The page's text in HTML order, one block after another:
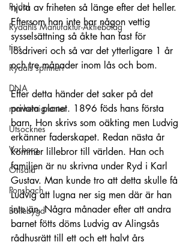
Rydal
Rydahls Manufaktur-Aktiebolag
tips
Rydals spinneri
DNA
markemigranter
Utsocknes
Varberg
Onsala
Ponsbach
Bollebygd
njuta av friheten så länge efter det heller.
Eftersom han inte har någon vettig
sysselsättning så åkte han fast för
lösdriveri och så var det ytterligare 1 år
och tre månader inom lås och bom.
Efter detta händer det saker på det
privata planet. 1896 föds hans första
barn. Hon skrivs som oäkting men Ludvig
erkänner faderskapet. Redan nästa år
kommer lillebror till världen. Han och
familjen är nu skrivna under Ryd i Karl
Gustav. Man kunde tro att detta skulle få
Ludvig att lugna ner sig men där är han
inte än. Några månader efter att andra
barnet fötts döms Ludvig av Alingsås
rådhusrätt till ett och ett halvt års